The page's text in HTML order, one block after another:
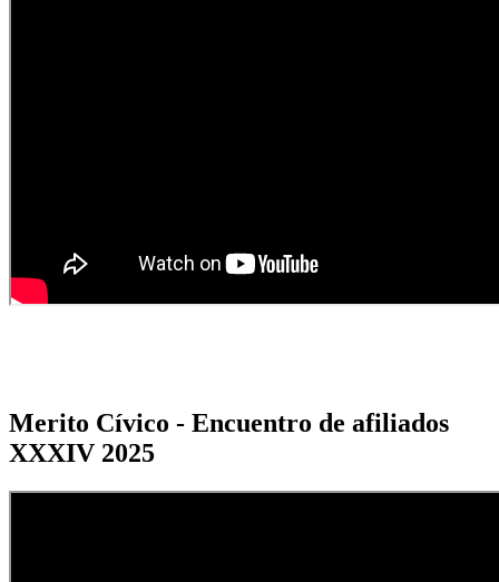
Merito Cívico - Encuentro de afiliados
XXXIV 2025